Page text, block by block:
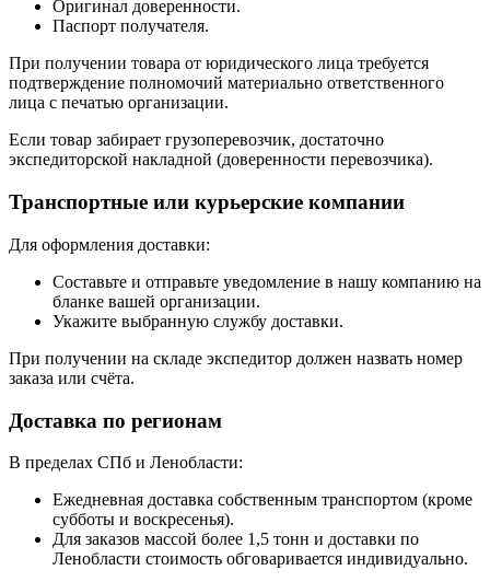
Оригинал доверенности.
Паспорт получателя.
При получении товара от юридического лица требуется
подтверждение полномочий материально ответственного
лица с печатью организации.
Если товар забирает грузоперевозчик, достаточно
экспедиторской накладной (доверенности перевозчика).
Транспортные или курьерские компании
Для оформления доставки:
Составьте и отправьте уведомление в нашу компанию на
бланке вашей организации.
Укажите выбранную службу доставки.
При получении на складе экспедитор должен назвать номер
заказа или счёта.
Доставка по регионам
В пределах СПб и Ленобласти:
Ежедневная доставка собственным транспортом (кроме
субботы и воскресенья).
Для заказов массой более 1,5 тонн и доставки по
Ленобласти стоимость обговаривается индивидуально.